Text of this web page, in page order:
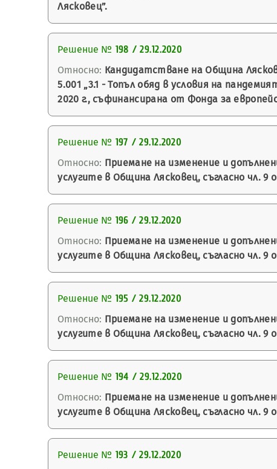
Лясковец”.
Решение № 198 / 29.12.2020
Относно: Кандидатстване на Община
5.001 „3.1 - Топъл обяд в условия на
2020 г., съфинансирана от Фонда за
Решение № 197 / 29.12.2020
Относно: Приемане на изменение и
услугите в Община Лясковец, съгласно чл. 9
Решение № 196 / 29.12.2020
Относно: Приемане на изменение и
услугите в Община Лясковец, съгласно чл. 9
Решение № 195 / 29.12.2020
Относно: Приемане на изменение и
услугите в Община Лясковец, съгласно чл. 9
Решение № 194 / 29.12.2020
Относно: Приемане на изменение и
услугите в Община Лясковец, съгласно чл. 9
Решение № 193 / 29.12.2020